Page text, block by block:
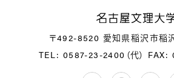
〒492-8520 愛知県稲沢市稲
TEL: 0587-23-2400（代） FAX: